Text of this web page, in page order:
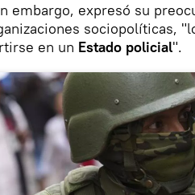
embargo, expresó su
sociopolíticas,
en un Estado policial".